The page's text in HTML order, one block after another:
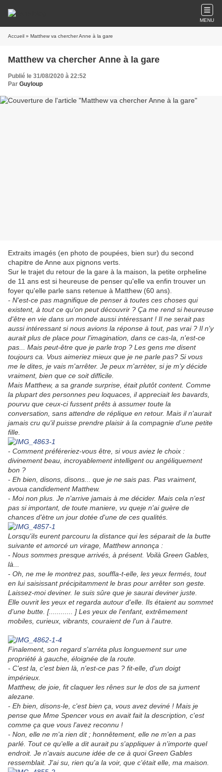
MENU
Accueil » Matthew va chercher Anne à la gare
Matthew va chercher Anne à la gare
Publié le 31/08/2020 à 22:52
Par Guyloup
Extraits imagés (en photo de poupées, bien sur) du second
chapitre de Anne aux pignons verts.
Sur le trajet du retour de la gare à la maison, la petite orpheline
de 11 ans est si heureuse de penser qu'elle va enfin trouver un
foyer qu'elle parle sans retenue à Matthew (60 ans).
- N'est-ce pas magniﬁque de penser à toutes ces choses qui
existent, à tout ce qu'on peut découvrir ? Ça me rend si heureuse
d'être en vie dans un monde aussi intéressant ! Il ne serait pas
aussi intéressant si nous avions la réponse à tout, pas vrai ? Il n'y
aurait plus de place pour l'imagination, dans ce cas-la, n'est-ce
pas... Mais peut-être que je parle trop ? Les gens me disent
toujours ca. Vous aimeriez mieux que je ne parle pas? Si vous
me le dites, je vais m'arrêter. Je peux m'arrèter, si je m'y décide
vraiment, bien que ce soit difficile.
Mais Matthew, a sa grande surprise, était plutôt content. Comme
la plupart des personnes peu loquaces, il appreciait les bavards,
pourvu que ceux-ci fussent prêts à assumer toute la
conversation, sans attendre de réplique en retour. Mais il n'aurait
jamais cru qu'il puisse prendre plaisir à la compagnie d'une petite
fille.
- Comment préféreriez-vous être, si vous aviez le choix :
divinement beau, incroyablement intelligent ou angéliquement
bon ?
- Eh bien, disons, disons... que je ne sais pas. Pas vraiment,
avoua candidement Matthew.
- Moi non plus. Je n'arrive jamais à me décider. Mais cela n'est
pas si important, de toute maniere, vu queje n'ai guère de
chances d'ètre un jour dotée d'une de ces qualités.
Lorsqu'ils eurent parcouru la distance qui les séparait de la butte
suivante et amorcé un virage, Matthew annonça :
- Nous sommes presque arrivés, à présent. Voilà Green Gables,
là...
- Oh, ne me le montrez pas, souffla-t-elle, les yeux fermés, tout
en lui saisissant précipitamment le bras pour arrêter son geste.
Laissez-moi deviner. Ie suis sûre que je saurai deviner juste.
Elle ouvrit les yeux et regarda autour d'elle. Ils étaient au sommet
d'une butte. [............ ] Les yeux de l'enfant, extrêmement
mobiles, curieux, vibrants, couraient de l'un à l'autre.
Finalement, son regard s'arréta plus longuement sur une
propriété à gauche, éloignée de la route.
- C'est la, c'est bien là, n'est-ce pas ? fit-elle, d'un doigt
impérieux.
Matthew, de joie, fit claquer les rênes sur le dos de sa jument
alezane.
- Eh bien, disons-le, c'est bien ça, vous avez deviné ! Mais je
pense que Mme Spencer vous en avait fait la description, c'est
comme ça que vous l'avez reconnu !
- Non, elle ne m'a rien dit ; honnêtement, elle ne m'en a pas
parlé. Tout ce qu'elle a dit aurait pu s'appliquer à n'importe quel
endroit. Je n'avais aucune idée de ce à quoi Green Gables
ressemblait. J'ai su, rien qu'a la voir, que c'était elle, ma maison.